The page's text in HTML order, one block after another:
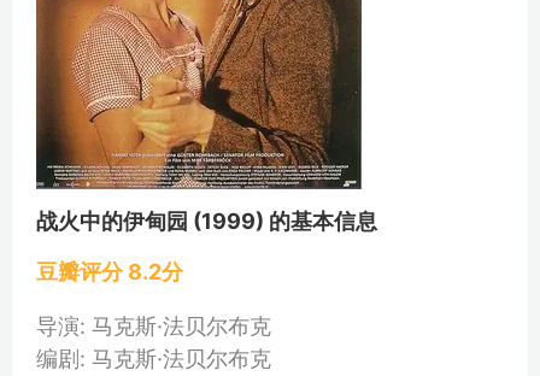
战火中的伊甸园 (1999) 的基本信息
豆瓣评分 8.2分
导演: 马克斯·法贝尔布克
编剧: 马克斯·法贝尔布克